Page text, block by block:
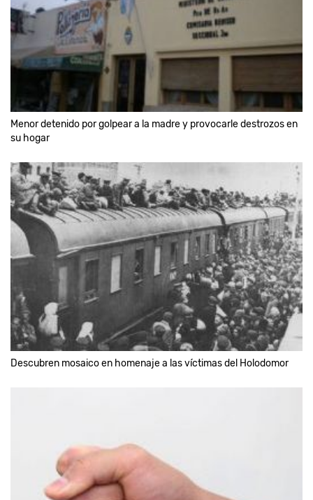
Menor detenido por golpear a la madre y provocarle destrozos en
su hogar
Descubren mosaico en homenaje a las víctimas del Holodomor